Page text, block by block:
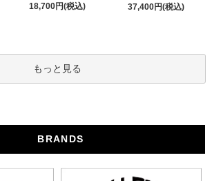
18,700円(税込)
37,400円(税込)
もっと見る
BRANDS